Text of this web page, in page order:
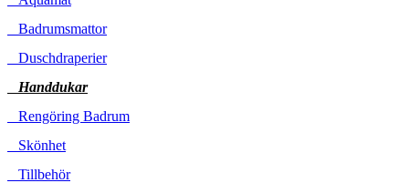
Badrumsmattor
Duschdraperier
Handdukar
Rengöring Badrum
Skönhet
Tillbehör